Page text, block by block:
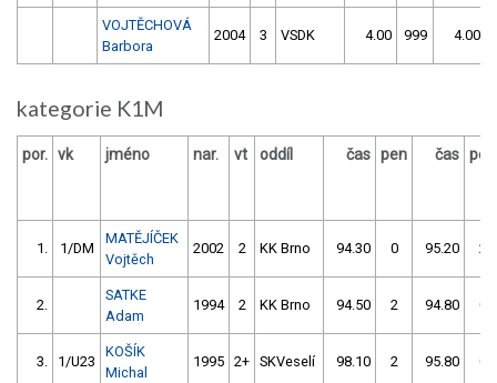
VOJTĚCHOVÁ
Barbora
2004 3 VSDK 4.00 999 4.00
kategorie K1M
por. vk jméno nar. vt oddíl čas pen čas pen
1. 1/DM
MATĚJÍČEK
Vojtěch
2002 2 KK Brno 94.30 0 95.20 2
2.
SATKE
Adam
1994 2 KK Brno 94.50 2 94.80 0
3. 1/U23
KOŠÍK
Michal
1995 2+ SKVeselí 98.10 2 95.80 0